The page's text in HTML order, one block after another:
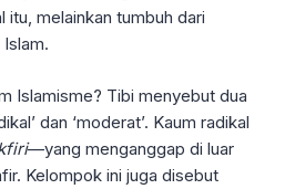
itu, melainkan tumbuh dari
Islamisme? Tibi menyebut dua
dan ‘moderat’. Kaum radikal
—yang menganggap di luar
Kelompok ini juga disebut